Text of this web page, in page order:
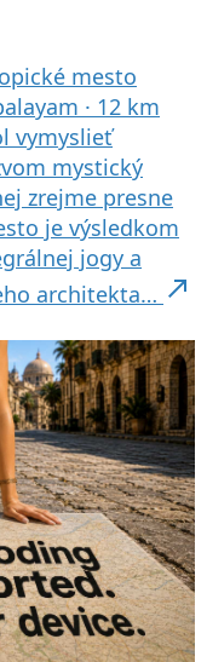
mesto
· 12 km
vymyslieť
mystický
zrejme presne
je výsledkom
jogy a
architekta… north_east